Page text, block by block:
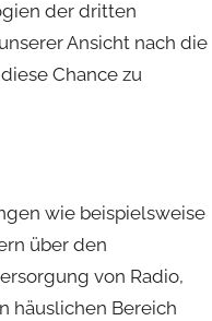
der dritten
Ansicht nach die
Chance zu
wie beispielsweise
über den
von Radio,
häuslichen Bereich